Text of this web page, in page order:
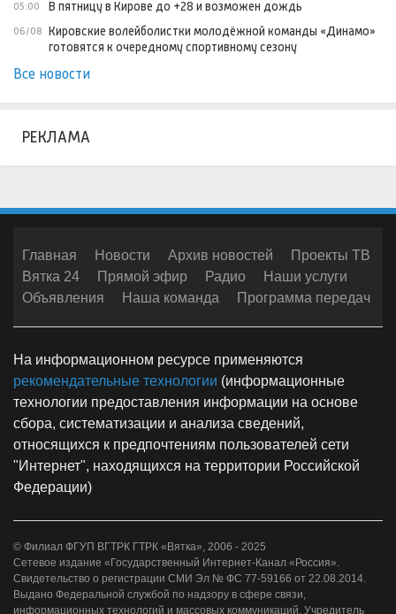
05:00 В пятницу в Кирове до +28 и возможен дождь
06/08 Кировские волейболистки молодёжной команды «Динамо»
готовятся к очередному спортивному сезону
Все новости
РЕКЛАМА
Главная Новости Архив новостей
Проекты ТВ
Вятка 24
Прямой эфир Радио
Наши услуги
Объявления
Наша команда Программа передач
На информационном ресурсе применяются
рекомендательные технологии (информационные
технологии предоставления информации на основе
сбора, систематизации и анализа сведений,
относящихся к предпочтениям пользователей сети
"Интернет", находящихся на территории Российской
Федерации)
© Филиал ФГУП ВГТРК ГТРК «Вятка», 2006 - 2025
Сетевое издание «Государственный Интернет-Канал «Россия».
Свидетельство о регистрации СМИ Эл № ФС 77-59166 от 22.08.2014.
Выдано Федеральной службой по надзору в сфере связи,
информационных технологий и массовых коммуникаций. Учредитель